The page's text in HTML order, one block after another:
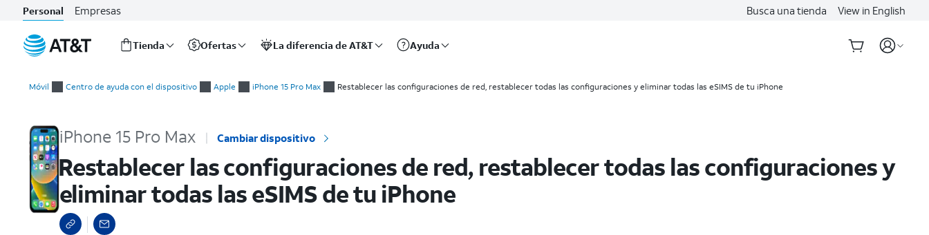
Personal Empresas Busca una tienda View in English
Tienda Ofertas La diferencia de AT&T Ayuda
Móvil Centro de ayuda con el dispositivo Apple iPhone 15 Pro Max Restablecer las configuraciones de red, restablecer todas las configuraciones y eliminar todas las eSIMS de tu iPhone
iPhone 15 Pro Max Cambiar dispositivo
Restablecer las configuraciones de red, restablecer todas las configuraciones y
eliminar todas las eSIMS de tu iPhone